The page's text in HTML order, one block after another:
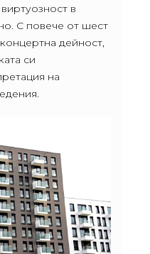
в
С повече от шест
дейност,
си
на